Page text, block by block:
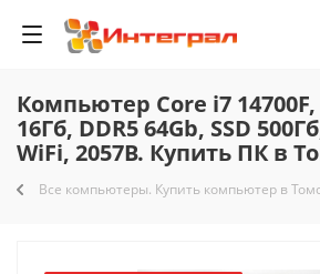
Компьютер Core i7 14700F,
16Гб, DDR5 64Gb, SSD
WiFi, 2057B. Купить ПК в
Все компьютеры. Купить компьютер в